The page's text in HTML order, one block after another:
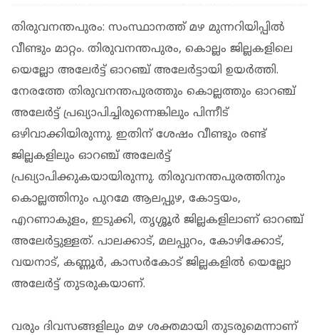
തിരുവനന്തപുരം: സംസ്ഥാനത്ത് മഴ മുന്നറിയിപ്പില്‍
വീണ്ടും മാറ്റം. തിരുവനന്തപുരം, കൊല്ലം ജില്ലകളിലെ
യെല്ലോ അലേര്‍ട്ട് ഓറഞ്ച് അലേര്‍ട്ടായി ഉയര്‍ത്തി.
നേരത്തേ തിരുവനന്തപുരത്തും കൊല്ലത്തും ഓറഞ്ച്
അലേര്‍ട്ട് പ്രഖ്യാപിച്ചിരുന്നെങ്കിലും പിന്നീട്
ഒഴിവാക്കിയിരുന്നു. ഇതിന് ശേഷം വീണ്ടും രണ്ട്
ജില്ലകളിലും ഓറഞ്ച് അലേര്‍ട്ട്
പ്രഖ്യാപിക്കുകയായിരുന്നു. തിരുവനന്തപുരത്തിനും
കൊല്ലത്തിനും പുറമേ ആലപ്പുഴ, കോട്ടയം,
എറണാകുളം, ഇടുക്കി, തൃശ്ശൂര്‍ ജില്ലകളിലാണ് ഓറഞ്ച്
അലേര്‍ട്ടുള്ളത്. പാലക്കാട്, മലപ്പുറം, കോഴിക്കോട്,
വയനാട്, കണ്ണൂര്‍, കാസര്‍കോട് ജില്ലകളില്‍ യെല്ലോ
അലേര്‍ട്ട് തുടരുകയാണ്.
വരും ദിവസങ്ങളിലും മഴ ശക്തമായി തുടരുമെന്നാണ്